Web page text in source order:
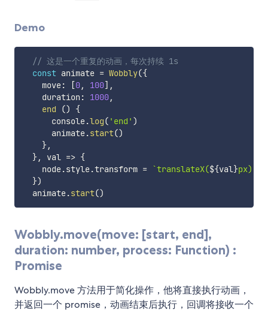
Demo
// 这是一个重复的动画，每次持续 1s
const animate = Wobbly({
    move
: [0, 100] ,
    duration
: 1000,
end
()
{
      console
.log( 'end' )
      animate
.start()
},
}, val => {
    node
.style.transform = `translateX(${val}px)
})
  animate
.start()
Wobbly.move(move: [start, end],
duration: number, process: Function) :
Promise
Wobbly.move 方法用于简化操作，他将直接执行动画，
并返回一个 promise，动画结束后执行，回调将接收一个